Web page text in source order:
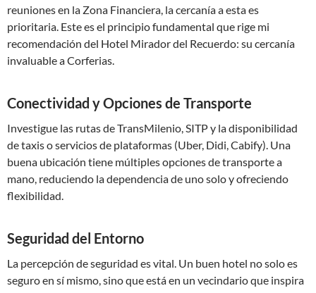
reuniones en la Zona Financiera, la cercanía a esta es
prioritaria. Este es el principio fundamental que rige mi
recomendación del Hotel Mirador del Recuerdo: su cercanía
invaluable a Corferias.
Conectividad y Opciones de Transporte
Investigue las rutas de TransMilenio, SITP y la disponibilidad
de taxis o servicios de plataformas (Uber, Didi, Cabify). Una
buena ubicación tiene múltiples opciones de transporte a
mano, reduciendo la dependencia de uno solo y ofreciendo
flexibilidad.
Seguridad del Entorno
La percepción de seguridad es vital. Un buen hotel no solo es
seguro en sí mismo, sino que está en un vecindario que inspira